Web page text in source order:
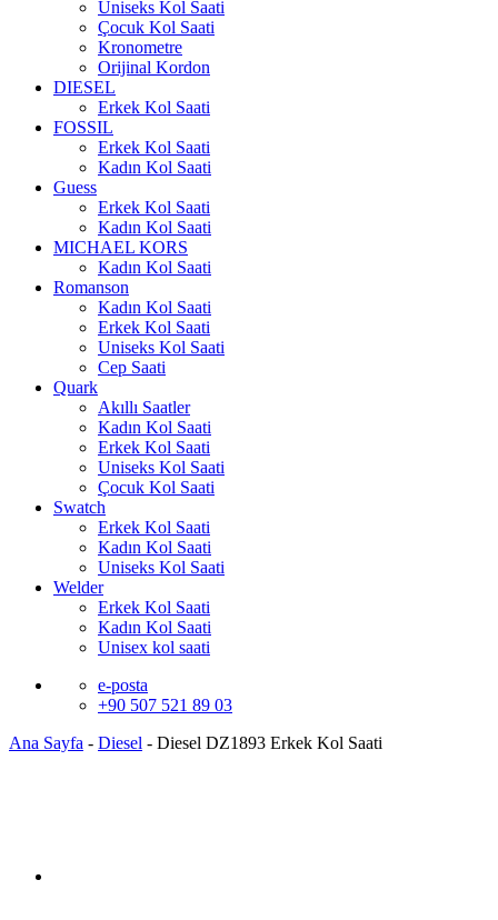
Uniseks Kol Saati
Çocuk Kol Saati
Kronometre
Orijinal Kordon
DIESEL
Erkek Kol Saati
FOSSIL
Erkek Kol Saati
Kadın Kol Saati
Guess
Erkek Kol Saati
Kadın Kol Saati
MICHAEL KORS
Kadın Kol Saati
Romanson
Kadın Kol Saati
Erkek Kol Saati
Uniseks Kol Saati
Cep Saati
Quark
Akıllı Saatler
Kadın Kol Saati
Erkek Kol Saati
Uniseks Kol Saati
Çocuk Kol Saati
Swatch
Erkek Kol Saati
Kadın Kol Saati
Uniseks Kol Saati
Welder
Erkek Kol Saati
Kadın Kol Saati
Unisex kol saati
e-posta
+90 507 521 89 03
Ana Sayfa - Diesel - Diesel DZ1893 Erkek Kol Saati